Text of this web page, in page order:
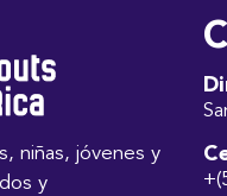
niñas, jóvenes y
y